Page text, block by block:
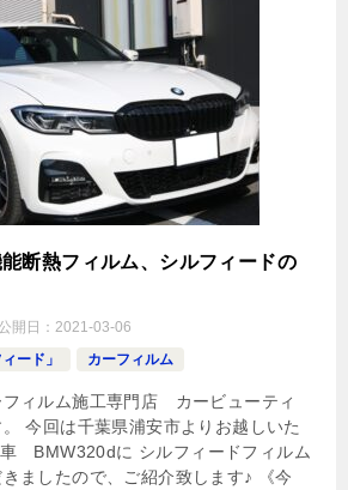
断熱フィルム、シルフィードの
開日： 2021-03-06
ード」
カーフィルム
ィルム施工専門店 カービューティ
今回は千葉県浦安市よりお越しいた
BMW320dに シルフィードフィルム
ましたので、ご紹介致します♪ 《今